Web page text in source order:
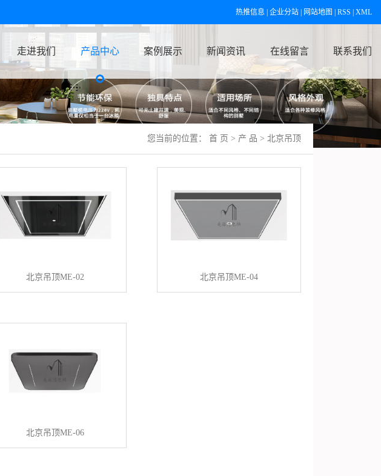
热推信息 企业分站 网站地图 RSS XML
走进我们 产品中心 案例展示 新闻资讯 在线留言 联系我们
您当前的位置： 首 页 > 产 品 > 北京吊顶
北京吊顶ME-02 北京吊顶ME-04
北京吊顶ME-06